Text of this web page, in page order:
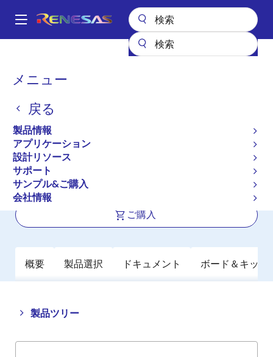
ン
Main
メニュー
戻る
製品情報
アプリケーション
設計リソース
サポート
サンプル&ご購入
会社情報
パ
く
ず
オペアンプ
高精度オペアンプ（Vos <1mV）
ISL28134
アクティブ
5V 超低ノイズ、ゼロドリフト レー
ル・ツー・レール高精度オペアンプ
ご購入
概要 製品選択 ドキュメント ボード＆キット
製品ツリー
Close
tree
Open
tree